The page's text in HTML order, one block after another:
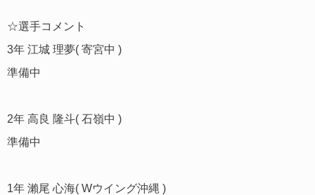
☆選手コメント
3年 江城 理夢( 寄宮中 )
準備中
2年 高良 隆斗( 石嶺中 )
準備中
1年 瀨尾 心海( Wウイング沖縄 )